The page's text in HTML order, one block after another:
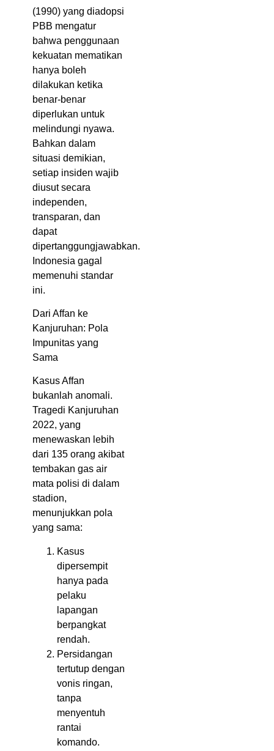
(1990) yang diadopsi
PBB mengatur
bahwa penggunaan
kekuatan mematikan
hanya boleh
dilakukan ketika
benar-benar
diperlukan untuk
melindungi nyawa.
Bahkan dalam
situasi demikian,
setiap insiden wajib
diusut secara
independen,
transparan, dan
dapat
dipertanggungjawabkan.
Indonesia gagal
memenuhi standar
ini.
Dari Affan ke
Kanjuruhan: Pola
Impunitas yang
Sama
Kasus Affan
bukanlah anomali.
Tragedi Kanjuruhan
2022, yang
menewaskan lebih
dari 135 orang akibat
tembakan gas air
mata polisi di dalam
stadion,
menunjukkan pola
yang sama:
Kasus
dipersempit
hanya pada
pelaku
lapangan
berpangkat
rendah.
Persidangan
tertutup dengan
vonis ringan,
tanpa
menyentuh
rantai
komando.